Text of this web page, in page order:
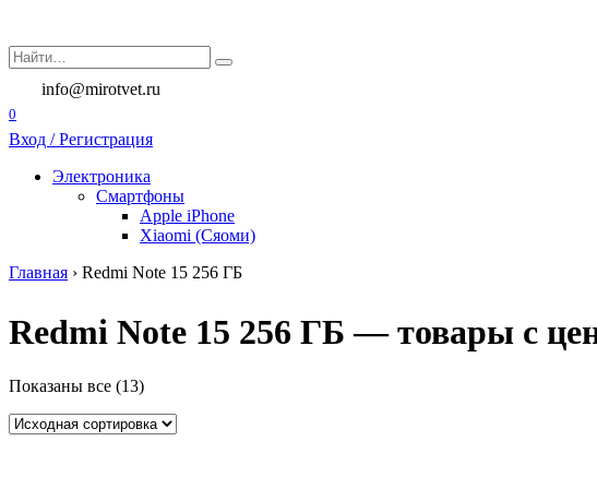
содержанию
Search
for:
info@mirotvet.ru
0
Вход / Регистрация
Электроника
Смартфоны
Apple iPhone
Xiaomi (Сяоми)
Главная › Redmi Note 15 256 ГБ
Redmi Note 15 256 ГБ — товары с
Показаны все (13)